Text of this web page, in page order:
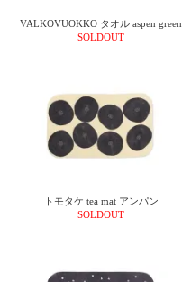
VALKOVUOKKO タオル aspen green
SOLDOUT
トモタケ tea mat アンパン
SOLDOUT